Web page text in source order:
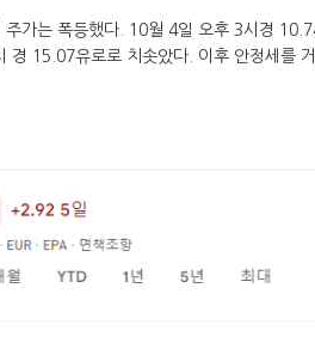
주가는 폭등했다. 10월 4일 오후 3시경
경 15.07유로로 치솟았다. 이후 안정세를